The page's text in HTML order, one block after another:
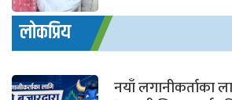
लोकप्रिय
नयाँ लगानीकर्ताका